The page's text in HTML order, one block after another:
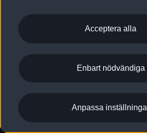
2G/3G nätet stängs ned - Hur
Nyhetsbrev
Vårt hållbarhetsarbete
Lediga tjänster huvudkontor
Lediga tjänster hos Audi Återförsäljare
Kommentar till mediauppgifter om
Anpassa inställningar för cookies
Visselblåsarkanaler
Acceptera alla
Enbart nödvändiga
Anpassa